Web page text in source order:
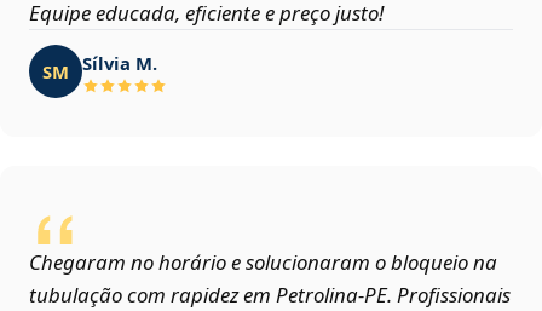
Equipe educada, eficiente e preço justo!
SM Sílvia M.
Chegaram no horário e solucionaram o bloqueio na
tubulação com rapidez em Petrolina‑PE. Profissionais